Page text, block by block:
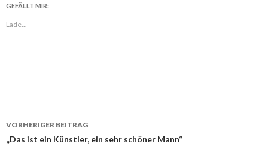
GEFÄLLT MIR:
Lade...
Beitragsnavigation
VORHERIGER BEITRAG
„Das ist ein Künstler, ein sehr schöner Mann“